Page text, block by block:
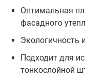
Оптимальная
фасадного
Экологичность
Подходит для
тонкослойной